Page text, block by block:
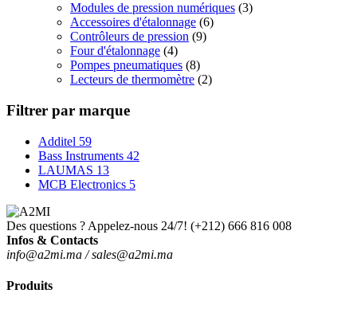
Modules de pression numériques (3)
Accessoires d'étalonnage (6)
Contrôleurs de pression (9)
Four d'étalonnage (4)
Pompes pneumatiques (8)
Lecteurs de thermomètre (2)
Filtrer par marque
Additel 59
Bass Instruments 42
LAUMAS 13
MCB Electronics 5
Des questions ? Appelez-nous 24/7! (+212) 666 816 008
Infos & Contacts
info@a2mi.ma / sales@a2mi.ma
Produits